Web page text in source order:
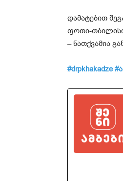
დამატებით
ფოთი-თბილისი
– ნათქვამია
#drpkhakadze